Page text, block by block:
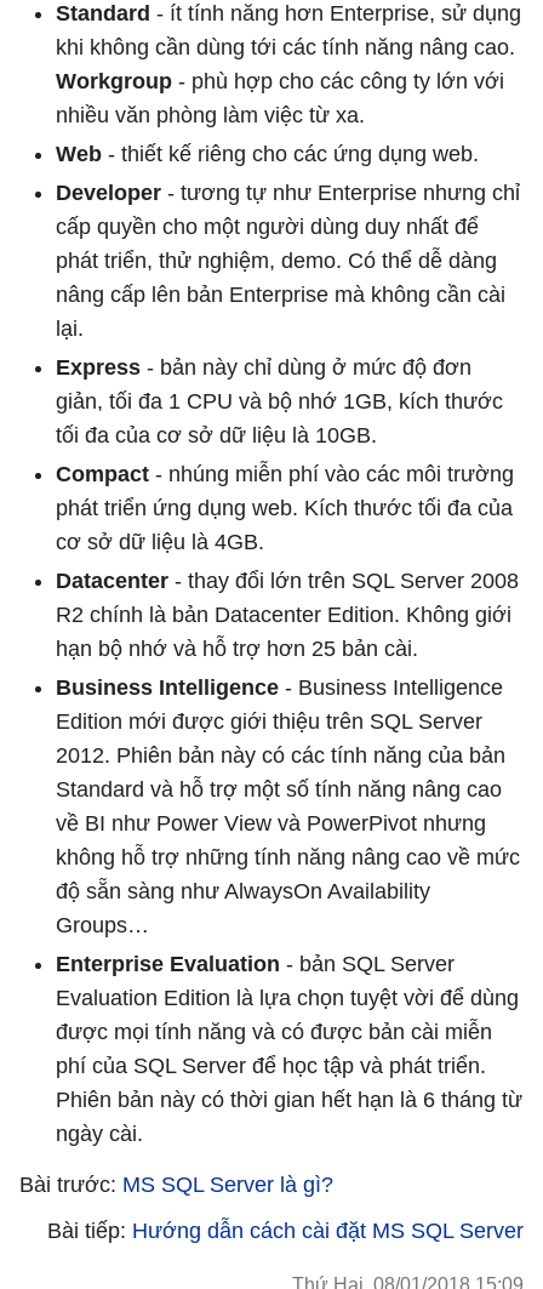
Standard - ít tính năng hơn Enterprise, sử dụng
khi không cần dùng tới các tính năng nâng cao.
Workgroup - phù hợp cho các công ty lớn với
nhiều văn phòng làm việc từ xa.
Web - thiết kế riêng cho các ứng dụng web.
Developer - tương tự như Enterprise nhưng chỉ
cấp quyền cho một người dùng duy nhất để
phát triển, thử nghiệm, demo. Có thể dễ dàng
nâng cấp lên bản Enterprise mà không cần cài
lại.
Express - bản này chỉ dùng ở mức độ đơn
giản, tối đa 1 CPU và bộ nhớ 1GB, kích thước
tối đa của cơ sở dữ liệu là 10GB.
Compact - nhúng miễn phí vào các môi trường
phát triển ứng dụng web. Kích thước tối đa của
cơ sở dữ liệu là 4GB.
Datacenter - thay đổi lớn trên SQL Server 2008
R2 chính là bản Datacenter Edition. Không giới
hạn bộ nhớ và hỗ trợ hơn 25 bản cài.
Business Intelligence - Business Intelligence
Edition mới được giới thiệu trên SQL Server
2012. Phiên bản này có các tính năng của bản
Standard và hỗ trợ một số tính năng nâng cao
về BI như Power View và PowerPivot nhưng
không hỗ trợ những tính năng nâng cao về mức
độ sẵn sàng như AlwaysOn Availability
Groups…
Enterprise Evaluation - bản SQL Server
Evaluation Edition là lựa chọn tuyệt vời để dùng
được mọi tính năng và có được bản cài miễn
phí của SQL Server để học tập và phát triển.
Phiên bản này có thời gian hết hạn là 6 tháng từ
ngày cài.
Bài trước: MS SQL Server là gì?
Bài tiếp: Hướng dẫn cách cài đặt MS SQL Server
Thứ Hai, 08/01/2018 15:09